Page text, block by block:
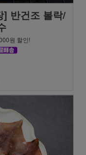
] 반건조 볼락/
원 할인!